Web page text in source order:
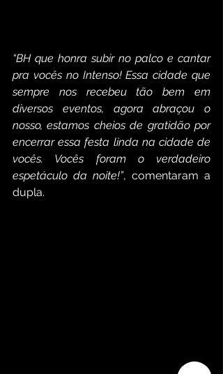
“BH que honra subir no palco e cantar
pra vocês no Intenso! Essa cidade que
sempre nos recebeu tão bem em
diversos eventos, agora abraçou o
nosso, estamos cheios de gratidão por
encerrar essa festa linda na cidade de
vocês. Vocês foram o verdadeiro
espetáculo da noite!”, comentaram a
dupla.